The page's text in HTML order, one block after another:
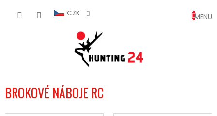
CZK
KOŠÍK
BROKOVÉ NÁBOJE RC